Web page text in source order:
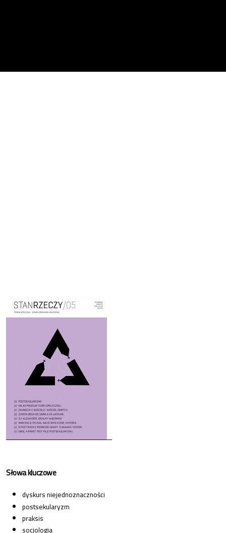
Cover image
Słowa kluczowe
dyskurs niejednoznaczności
postsekularyzm
praksis
socjologia